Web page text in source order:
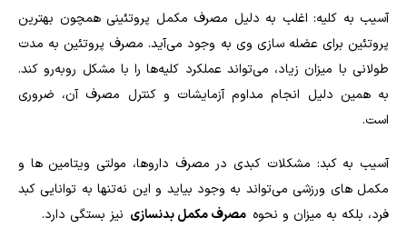
آسیب به کلیه: اغلب به دلیل مصرف مکمل پروتئینی همچون بهترین
پروتئین برای عضله سازی وی به وجود می‌آید. مصرف پروتئین به مدت
طولانی با میزان زیاد، می‌تواند عملکرد کلیه‌ها را با مشکل روبه‌رو کند.
به همین دلیل انجام مداوم آزمایشات و کنترل مصرف آن، ضروری
است.
آسیب به کبد: مشکلات کبدی در مصرف داروها، مولتی ویتامین ها و
مکمل های ورزشی می‌تواند به وجود بیاید و این نه‌تنها به توانایی کبد
فرد، بلکه به میزان و نحوه مصرف مکمل بدنسازی نیز بستگی دارد.